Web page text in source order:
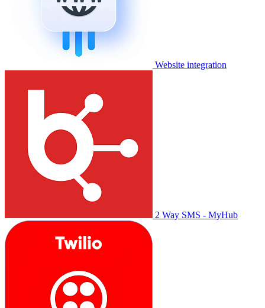
Website integration
2 Way SMS - MyHub